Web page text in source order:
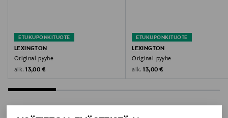
Valmistajan tuotenumero
10002070-7811
Valmistaja
Lexington Company
ETUKUPONKITUOTE
LEXINGTON
Original-pyyhe
alk. Original Price
13,00 €
ETUKUPONKITUOTE
LEXINGTON
Original-pyyhe
alk. Original Price
13,00 €